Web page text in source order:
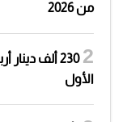
من 2026
230 ألف
الأول